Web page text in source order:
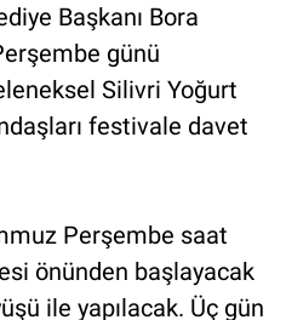
Başkanı Bora
günü
Silivri Yoğurt
festivale davet
Perşembe saat
önünden başlayacak
ile yapılacak. Üç gün